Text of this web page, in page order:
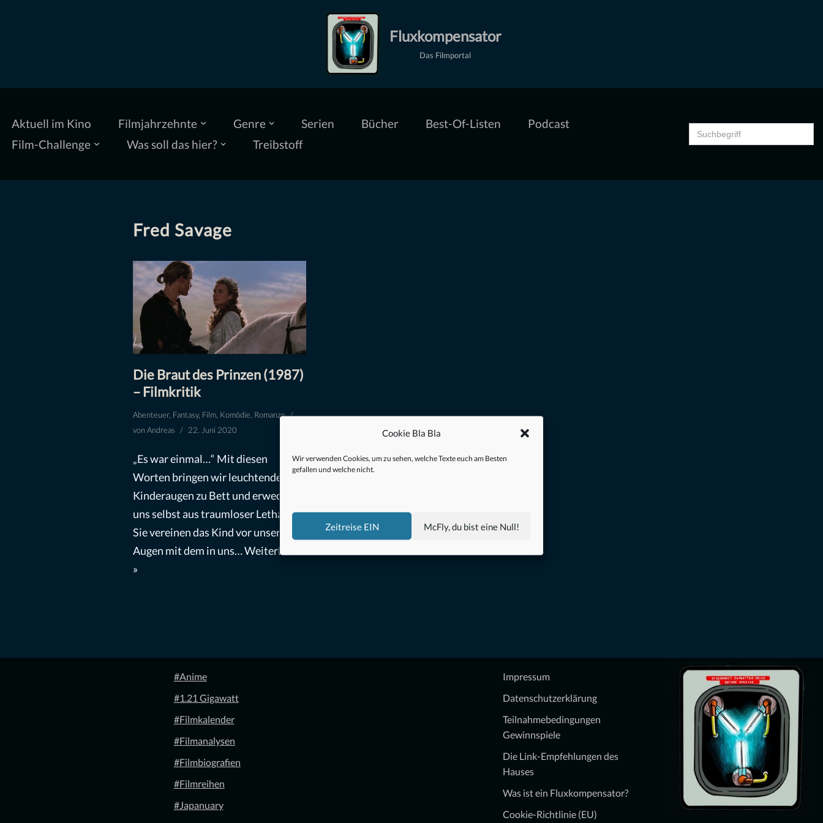
Cookie Bla Bla
Wir verwenden Cookies, um zu sehen, welche Texte euch am Besten
gefallen und welche nicht.
Zeitreise EIN McFly, du bist eine Null!
Fluxkompensator
Das Filmportal
Aktuell im Kino Filmjahrzehnte Genre Serien Bücher Best-Of-Listen
Podcast
Film-Challenge
Was soll das hier? Treibstoff
Search
for:
Fred Savage
Die Braut des Prinzen (1987)
– Filmkritik
Abenteuer, Fantasy, Film, Komödie, Romanze
vonAndreas 22. Juni 2020
„Es war einmal…“ Mit diesen
Worten bringen wir leuchtende
Kinderaugen zu Bett und erwecken
uns selbst aus traumloser Lethargie.
Sie vereinen das Kind vor unseren
Augen mit dem in uns…Weiterlesen
»
#Anime
#1.21 Gigawatt
#Filmkalender
#Filmanalysen
#Filmbiografien
#Filmreihen
#Japanuary
Impressum
Datenschutzerklärung
Teilnahmebedingungen
Gewinnspiele
Die Link-Empfehlungen des
Hauses
Was ist ein Fluxkompensator?
Cookie-Richtlinie (EU)